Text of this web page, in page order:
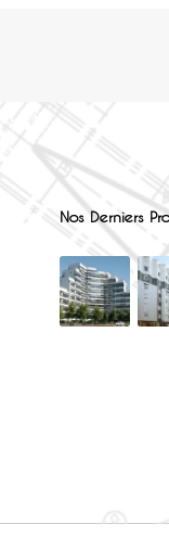
Nos Derniers